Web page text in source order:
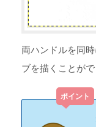
両ハンドルを同
ブを描くことがで